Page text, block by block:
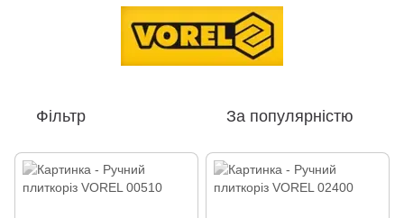
Фільтр За популярністю